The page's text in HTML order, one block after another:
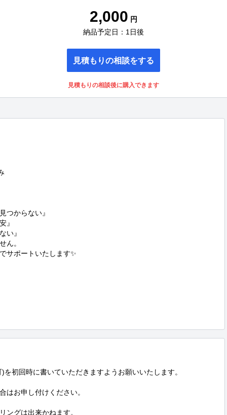
2,000 円
納品予定日：1日後
見積もりの相談をする
見積もりの相談後に購入できます
つからない』
』
い』
ん。
サポートいたします✨
初回時に書いていただきますようお願いいたします。
はお申し付けください。
ングは出来かねます。